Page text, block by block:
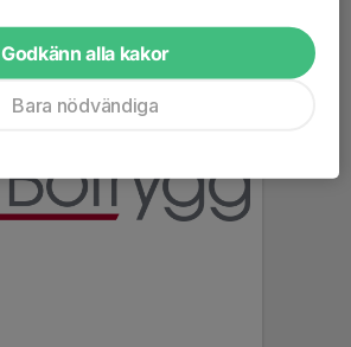
Godkänn alla kakor
Bara nödvändiga